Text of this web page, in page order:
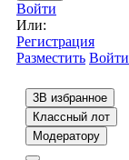
Войти
Или:
Регистрация
Разместить Войти
3В избранное
Классный лот
Модератору